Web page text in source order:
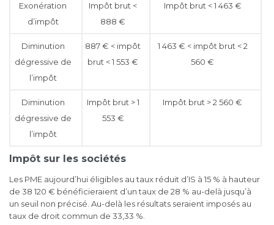
Exonération
d’impôt
Impôt brut <
888 €
Impôt brut < 1 463 €
Diminution
dégressive de
l’impôt
887 € < impôt
brut < 1 553 €
1 463 € < impôt brut < 2
560 €
Diminution
dégressive de
l’impôt
Impôt brut > 1
553 €
Impôt brut > 2 560 €
Impôt sur les sociétés
Les PME aujourd’hui éligibles au taux réduit d’IS à 15 % à hauteur
de 38 120 € bénéficieraient d’un taux de 28 % au-delà jusqu’à
un seuil non précisé. Au-delà les résultats seraient imposés au
taux de droit commun de 33,33 %.